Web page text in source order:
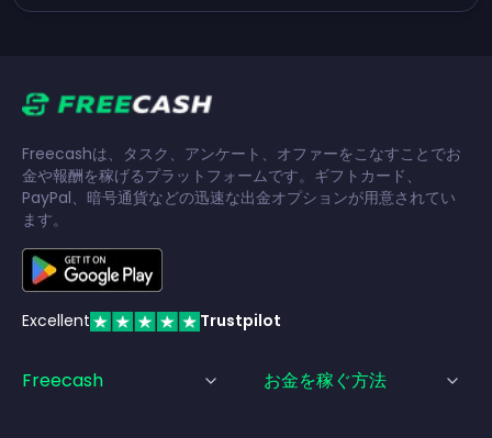
Freecashは、タスク、アンケート、オファーをこなすことでお
金や報酬を稼げるプラットフォームです。ギフトカード、
PayPal、暗号通貨などの迅速な出金オプションが用意されてい
ます。
Excellent Trustpilot
Freecash お金を稼ぐ方法